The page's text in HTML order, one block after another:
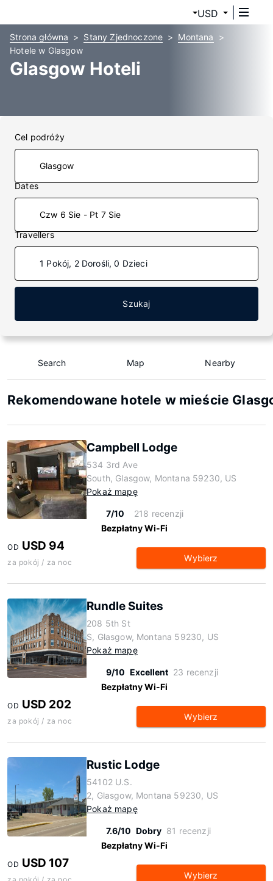
USD
Strona główna Stany Zjednoczone
Montana
Hotele w Glasgow
Glasgow Hoteli
Cel podróży
Dates
Czw 6 Sie - Pt 7 Sie
Travellers
1 Pokój, 2 Dorośli, 0 Dzieci
Szukaj
Search Map Nearby
Rekomendowane hotele w mieście
Campbell Lodge
534 3rd Ave
South, Glasgow, Montana 59230, US
Pokaż mapę
7/10
218 recenzji
Bezpłatny Wi-Fi
OD USD 94
za pokój / za noc Wybierz
Rundle Suites
208 5th St
S, Glasgow, Montana 59230, US
Pokaż mapę
9/10 Excellent 23 recenzji
Bezpłatny Wi-Fi
OD USD 202
za pokój / za noc Wybierz
Rustic Lodge
54102 U.S.
2, Glasgow, Montana 59230, US
Pokaż mapę
7.6/10 Dobry 81 recenzji
Bezpłatny Wi-Fi
OD USD 107
Wybierz